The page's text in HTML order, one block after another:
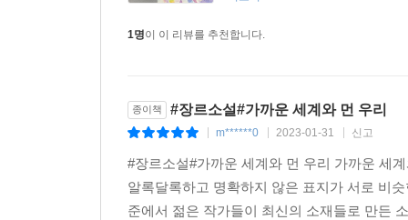
1명이 이 리뷰를 추천합니다.
종이책 #장르소설#가까운 세계와 먼 우리
m******0 2023-01-31 신고
#장르소설#가까운 세계와 먼 우리 가까운 세
알록달록하고 명확하지 않은 표지가 서로 비
준에서 젊은 작가들이 최신의 소재들로 만든